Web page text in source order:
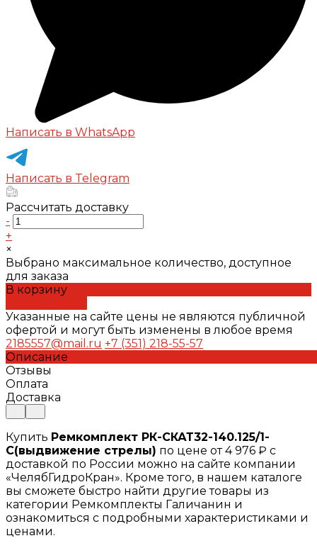
Написать в WhatsApp
Написать в Telegram
Рассчитать доставку
-
+
×
Выбрано максимальное количество, доступное
для заказа
В корзину
Указанные на сайте цены не являются публичной
офертой и могут быть изменены в любое время
2185557@mail.ru +7 (351) 218-55-57
Описание
Отзывы
Оплата
Доставка
Купить Ремкомплект РК-СКАТ32-140.125/1-
С(выдвижение стрелы) по цене от 4 976 ₽ с
доставкой по России можно на сайте компании
«ЧелябГидроКран». Кроме того, в нашем каталоге
вы сможете быстро найти другие товары из
категории Ремкомплекты Галичанин и
ознакомиться с подробными характеристиками и
ценами.